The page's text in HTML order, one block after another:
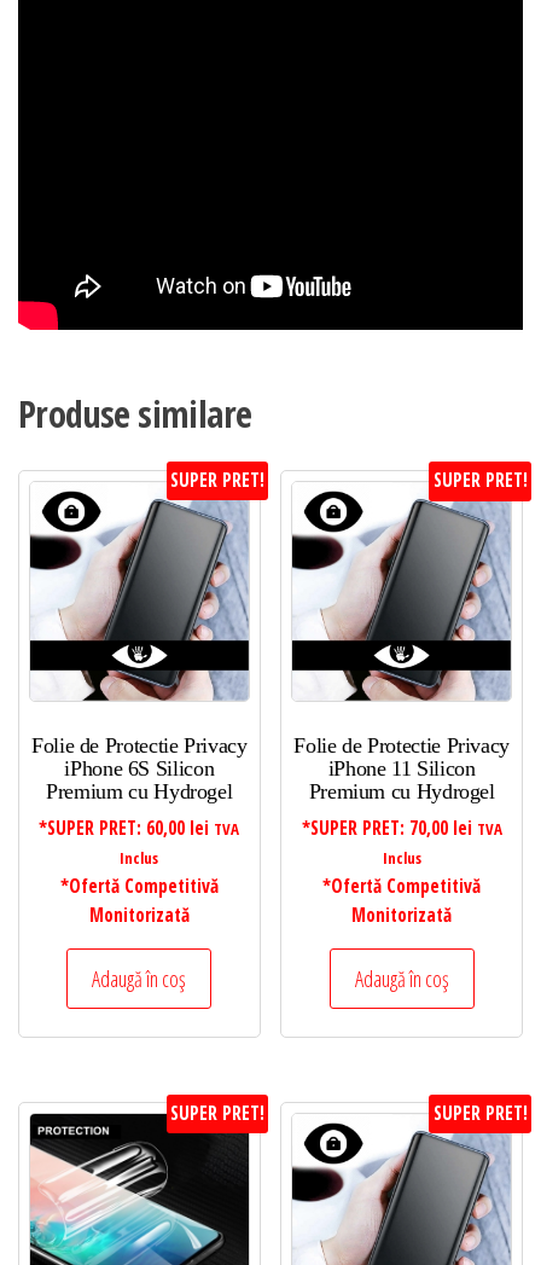
Produse similare
SUPER PRET!
Folie de Protectie Privacy
iPhone 6S Silicon
Premium cu Hydrogel
*SUPER PRET: 60,00 lei TVA
Inclus
*Ofertă Competitivă
Monitorizată
Adaugă în coș
SUPER PRET!
Folie de Protectie Privacy
iPhone 11 Silicon
Premium cu Hydrogel
*SUPER PRET: 70,00 lei TVA
Inclus
*Ofertă Competitivă
Monitorizată
Adaugă în coș
SUPER PRET! SUPER PRET!